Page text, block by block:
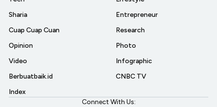
Sharia
Cuap Cuap Cuan
Opinion
Video
Berbuatbaik.id
Index
Entrepreneur
Research
Photo
Infographic
CNBC TV
Connect With Us: